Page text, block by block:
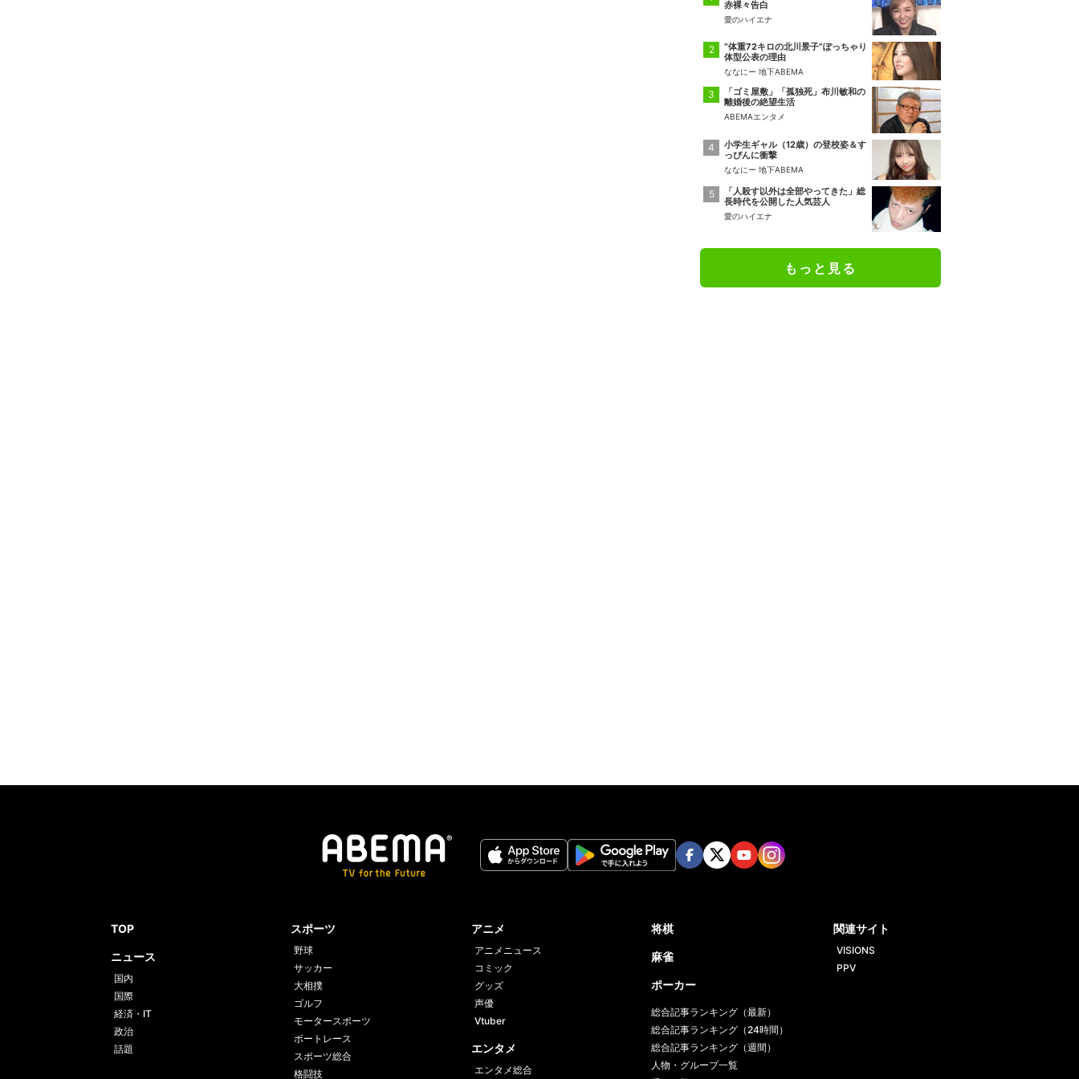
赤裸々告白
愛のハイエナ
“体重72キロの北川景子”ぽっちゃり
体型公表の理由
ななにー 地下ABEMA
「ゴミ屋敷」「孤独死」布川敏和の
離婚後の絶望生活
ABEMAエンタメ
小学生ギャル（12歳）の登校姿＆す
っぴんに衝撃
ななにー 地下ABEMA
「人殺す以外は全部やってきた」総
長時代を公開した人気芸人
愛のハイエナ
もっと見る
TOP
ニュース
国内
国際
経済・IT
政治
話題
スポーツ
野球
サッカー
大相撲
ゴルフ
モータースポーツ
ボートレース
スポーツ総合
格闘技
アニメ
アニメニュース
コミック
グッズ
声優
Vtuber
エンタメ
エンタメ総合
将棋
麻雀
ポーカー
総合記事ランキング（最新）
総合記事ランキング（24時間）
総合記事ランキング（週間）
人物・グループ一覧
関連サイト
VISIONS
PPV